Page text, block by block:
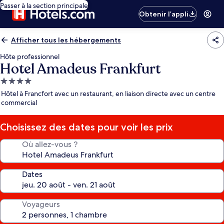
Passer à la section principale
Obtenir l’appli
Afficher tous les hébergements
Hôte professionnel
Hotel Amadeus Frankfurt
Hébergement
4.0 étoiles
Hôtel à Francfort avec un restaurant, en liaison directe avec un centre
commercial
Choisissez des dates pour voir les prix
Où allez-vous ?
Dates
Voyageurs